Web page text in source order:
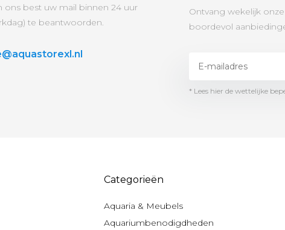
ons best uw mail binnen 24 uur
te beantwoorden.
Ontvang wekelijk
boordevol
* Lees hier de wettelijke
Categorieën
Aquaria & Meubels
Aquariumbenodigdheden